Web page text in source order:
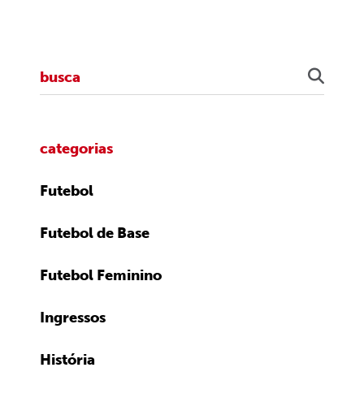
categorias
Futebol
Futebol de Base
Futebol Feminino
Ingressos
História